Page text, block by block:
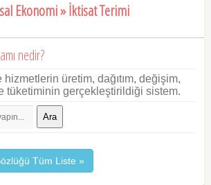
Ekonomi » İktisat Terimi
nedir?
üretim, dağıtım, değişim,
tüketiminin gerçekleştirildiği sistem.
Ara
Tüm Liste »